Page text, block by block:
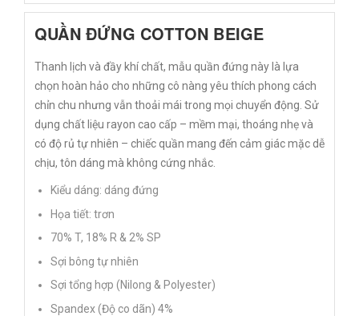
QUẦN ĐỨNG COTTON BEIGE
Thanh lịch và đầy khí chất, mẫu quần đứng này là lựa
chọn hoàn hảo cho những cô nàng yêu thích phong cách
chỉn chu nhưng vẫn thoải mái trong mọi chuyển động. Sử
dụng chất liệu rayon cao cấp – mềm mại, thoáng nhẹ và
có độ rủ tự nhiên – chiếc quần mang đến cảm giác mặc dễ
chịu, tôn dáng mà không cứng nhắc.
Kiểu dáng: dáng đứng
Họa tiết: trơn
70% T, 18% R & 2% SP
Sợi bông tự nhiên
Sợi tổng hợp (Nilong & Polyester)
Spandex (Độ co dãn) 4%